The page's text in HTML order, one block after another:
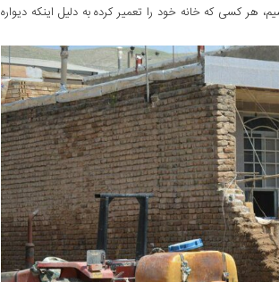
هر کسی که خانه خود را تعمیر کرده به دلیل اینکه دیواره